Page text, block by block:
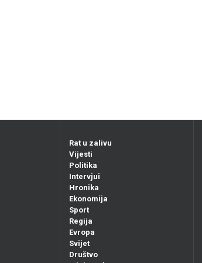
Rat u zalivu
Vijesti
Politika
Intervjui
Hronika
Ekonomija
Sport
Regija
Evropa
Svijet
Društvo